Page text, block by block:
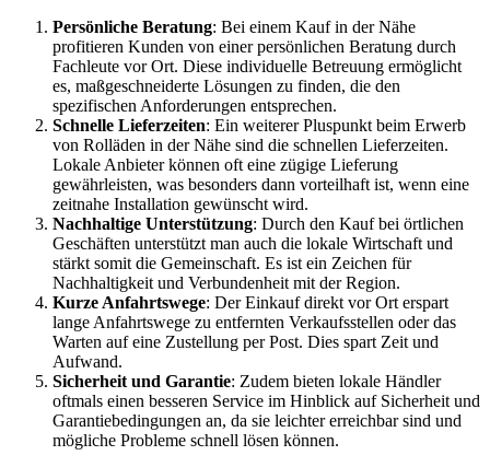
Persönliche Beratung: Bei einem Kauf in der Nähe
profitieren Kunden von einer persönlichen Beratung durch
Fachleute vor Ort. Diese individuelle Betreuung ermöglicht
es, maßgeschneiderte Lösungen zu finden, die den
spezifischen Anforderungen entsprechen.
Schnelle Lieferzeiten: Ein weiterer Pluspunkt beim Erwerb
von Rolläden in der Nähe sind die schnellen Lieferzeiten.
Lokale Anbieter können oft eine zügige Lieferung
gewährleisten, was besonders dann vorteilhaft ist, wenn eine
zeitnahe Installation gewünscht wird.
Nachhaltige Unterstützung: Durch den Kauf bei örtlichen
Geschäften unterstützt man auch die lokale Wirtschaft und
stärkt somit die Gemeinschaft. Es ist ein Zeichen für
Nachhaltigkeit und Verbundenheit mit der Region.
Kurze Anfahrtswege: Der Einkauf direkt vor Ort erspart
lange Anfahrtswege zu entfernten Verkaufsstellen oder das
Warten auf eine Zustellung per Post. Dies spart Zeit und
Aufwand.
Sicherheit und Garantie: Zudem bieten lokale Händler
oftmals einen besseren Service im Hinblick auf Sicherheit und
Garantiebedingungen an, da sie leichter erreichbar sind und
mögliche Probleme schnell lösen können.